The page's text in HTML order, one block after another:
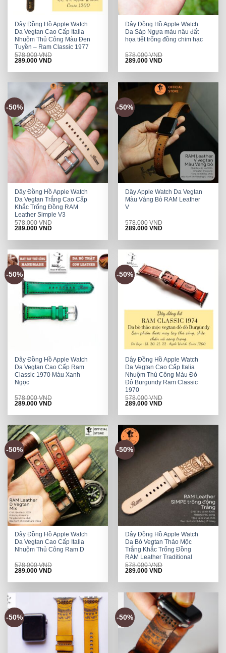
Dây Đồng Hồ Apple Watch
Da Vegtan Cao Cấp Italia
Nhuộm Thủ Công Màu Đen
Tuyền – Ram Classic 1977
578.000VND
Original
was:
289.000VNDCurrent
is:
Dây Đồng Hồ Apple Watch
Da Sáp Ngựa màu nâu đất
họa tiết trống đồng chim hạc
578.000VND
Original
was:
289.000VNDCurrent
is:
-50%
Dây Đồng Hồ Apple Watch
Da Vegtan Trắng Cao Cấp
Khắc Trống Đồng RAM
Leather Simple V3
578.000VND
Original
was:
289.000VNDCurrent
is:
-50%
Dây Apple Watch Da Vegtan
Màu Vàng Bò RAM Leather
V
578.000VND
Original
was:
289.000VNDCurrent
is:
-50%
Dây Đồng Hồ Apple Watch
Da Vegtan Cao Cấp Ram
Classic 1970 Màu Xanh
Ngọc
578.000VND
Original
was:
289.000VNDCurrent
is:
-50%
Dây Đồng Hồ Apple Watch
Da Vegtan Cao Cấp Italia
Nhuộm Thủ Công Màu Đỏ
Đô Burgundy Ram Classic
1970
578.000VND
Original
was:
289.000VNDCurrent
is:
-50%
Dây Đồng Hồ Apple Watch
Da Vegtan Cao Cấp Italia
Nhuộm Thủ Công Ram D
578.000VND
Original
was:
289.000VNDCurrent
is:
-50%
Dây Đồng Hồ Apple Watch
Da Bò Vegtan Thảo Mộc
Trắng Khắc Trống Đồng
RAM Leather Traditional
578.000VND
Original
was:
289.000VNDCurrent
is:
-50% -50%